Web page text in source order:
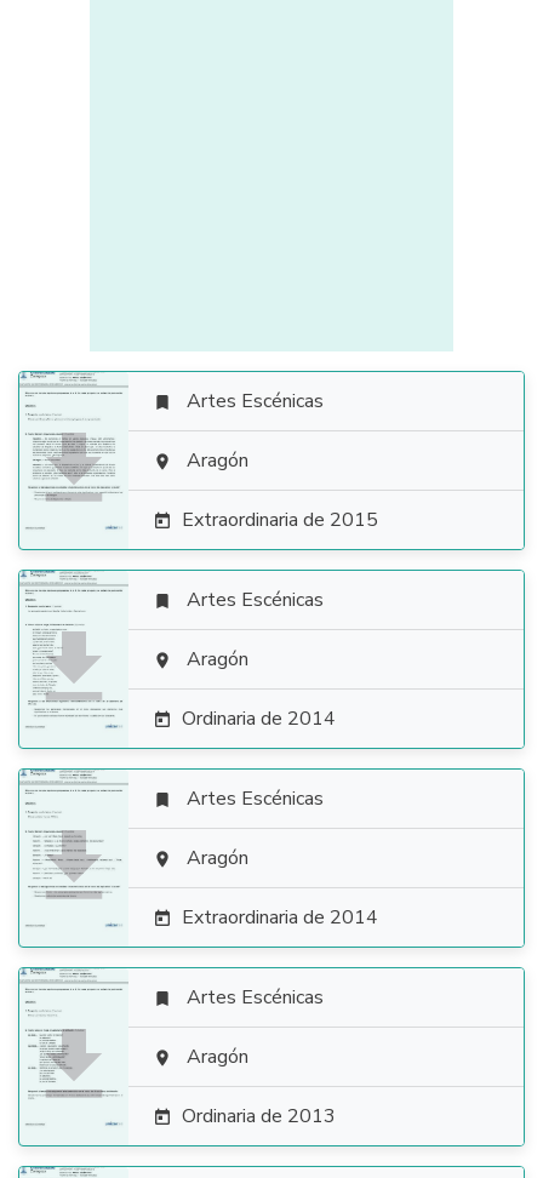

 Artes Escénicas
 Aragón
 Extraordinaria de 2015

 Artes Escénicas
 Aragón
 Ordinaria de 2014

 Artes Escénicas
 Aragón
 Extraordinaria de 2014

 Artes Escénicas
 Aragón
 Ordinaria de 2013